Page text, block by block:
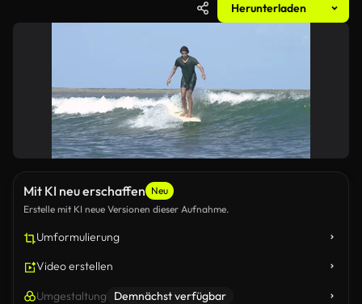
Herunterladen
Mit KI neu erschaffen Neu
Erstelle mit KI neue Versionen dieser Aufnahme.
Umformulierung
Video erstellen
Umgestaltung Demnächst verfügbar